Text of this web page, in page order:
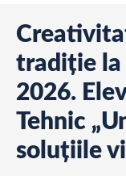
tradiție la
2026.
Tehnic
soluțiile